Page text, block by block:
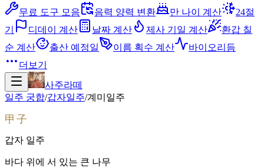
무료 도구 모음
음력 양력 변환 만 나이 계산
24절
기
디데이 계산 날짜 계산 제사 기일 계산
환갑 칠
순 계산
출산 예정일 이름 획수 계산
바이오리듬
더보기
사주라떼
일주 궁합/갑자일주/계미 일주
甲子
갑자 일주
바다 위에 서 있는 큰 나무